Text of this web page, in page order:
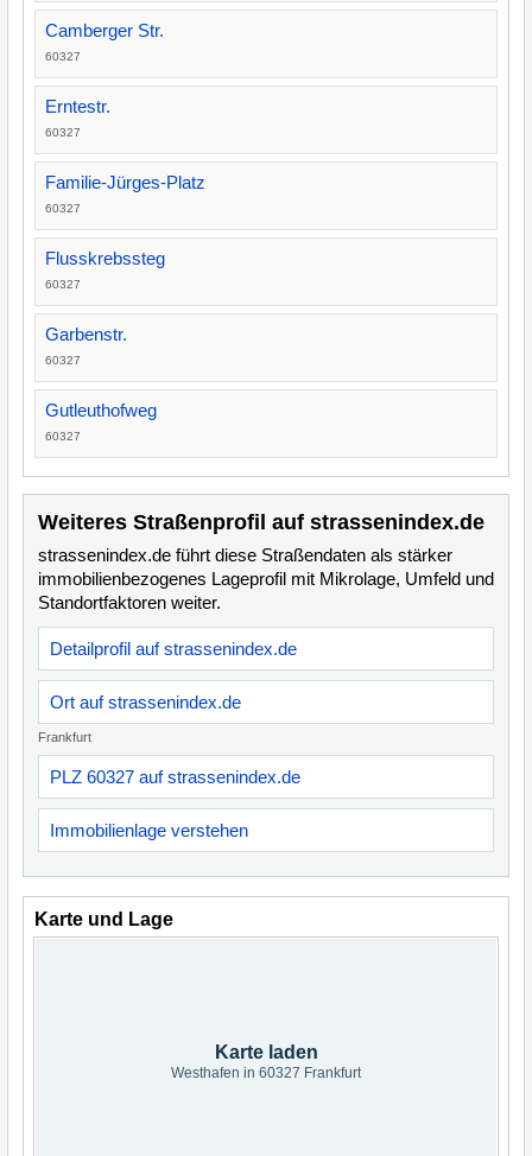
Camberger Str.
60327
Erntestr.
60327
Familie-Jürges-Platz
60327
Flusskrebssteg
60327
Garbenstr.
60327
Gutleuthofweg
60327
Weiteres Straßenprofil auf strassenindex.de
strassenindex.de führt diese Straßendaten als stärker
immobilienbezogenes Lageprofil mit Mikrolage, Umfeld und
Standortfaktoren weiter.
Detailprofil auf strassenindex.de
Ort auf strassenindex.de
Frankfurt
PLZ 60327 auf strassenindex.de
Immobilienlage verstehen
Karte und Lage
Karte laden
Westhafen in 60327 Frankfurt